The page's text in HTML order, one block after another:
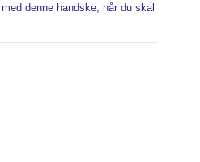
denne handske, når du skal